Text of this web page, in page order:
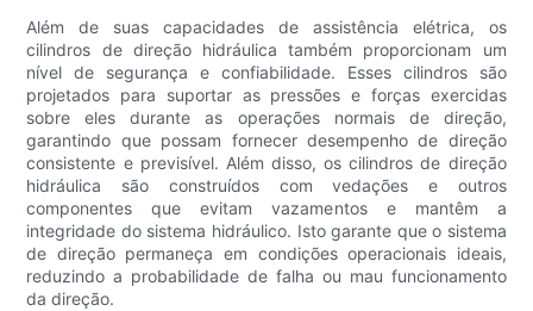
Além de suas capacidades de assistência elétrica, os
cilindros de direção hidráulica também proporcionam um
nível de segurança e confiabilidade. Esses cilindros são
projetados para suportar as pressões e forças exercidas
sobre eles durante as operações normais de direção,
garantindo que possam fornecer desempenho de direção
consistente e previsível. Além disso, os cilindros de direção
hidráulica são construídos com vedações e outros
componentes que evitam vazamentos e mantêm a
integridade do sistema hidráulico. Isto garante que o sistema
de direção permaneça em condições operacionais ideais,
reduzindo a probabilidade de falha ou mau funcionamento
da direção.